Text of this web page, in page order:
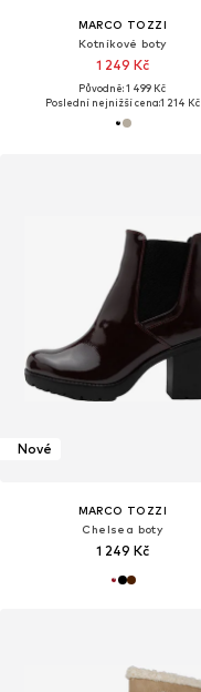
MARCO TOZZI
Kotníkové boty
1 249 Kč
Původně: 1 499 Kč
Poslední nejnižší cena:1 214 Kč
Nové
MARCO TOZZI
Chelsea boty
1 249 Kč